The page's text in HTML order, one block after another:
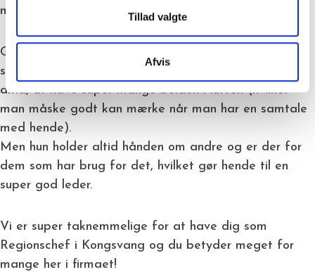
Tillad valgte
Afvis
møde familien!
Gitte er en person som bare har super god energi,
som hun spreder til alle omkring sig. Hun er god til
altid, at have super mange bolden i luften (hvilket
man måske godt kan mærke når man har en samtale
med hende).
Men hun holder altid hånden om andre og er der for
dem som har brug for det, hvilket gør hende til en
super god leder.
Vi er super taknemmelige for at have dig som
Regionschef i Kongsvang og du betyder meget for
mange her i firmaet!